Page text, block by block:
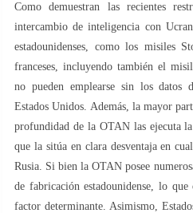
Como demuestran las recientes
intercambio de inteligencia con
estadounidenses, como los misiles
franceses, incluyendo también el
no pueden emplearse sin los datos
Estados Unidos. Además, la mayor
profundidad de la OTAN las ejecuta
que la sitúa en clara desventaja en
Rusia. Si bien la OTAN posee
de fabricación estadounidense, lo
factor determinante. Asimismo,